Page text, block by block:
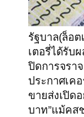
รัฐบาล(ล็อ
เตอรี่ได้รับ
ปิดการจรา
ประกาศเค
ขายส่งเปิด
บาท”แม้คส